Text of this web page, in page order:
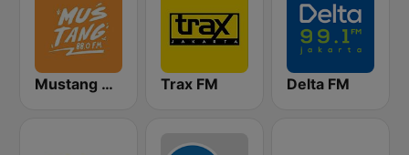
Mustang 88 FM Trax FM Delta FM